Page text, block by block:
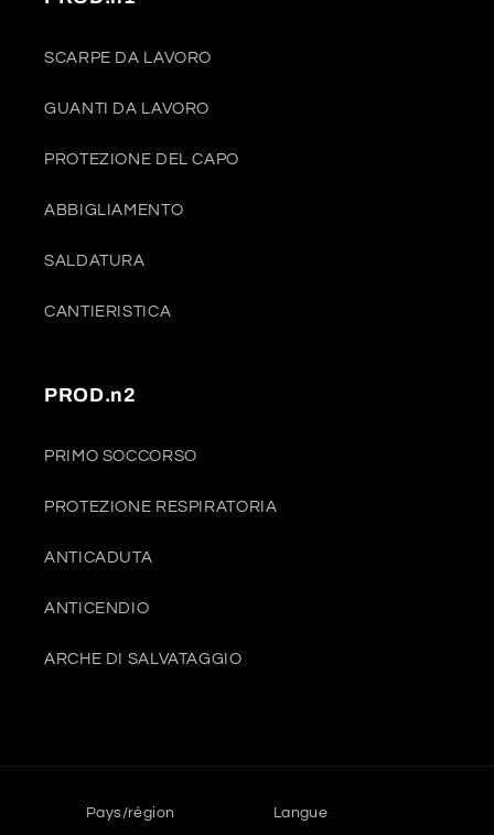
SCARPE DA LAVORO
GUANTI DA LAVORO
PROTEZIONE DEL CAPO
ABBIGLIAMENTO
SALDATURA
CANTIERISTICA
PROD.n2
PRIMO SOCCORSO
PROTEZIONE RESPIRATORIA
ANTICADUTA
ANTICENDIO
ARCHE DI SALVATAGGIO
Pays/région Langue